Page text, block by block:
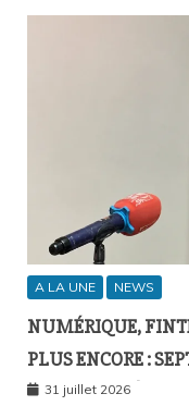
A LA UNE NEWS
NUMÉRIQUE,
PLUS ENCORE :
GOTHA DE
31 juillet 2026